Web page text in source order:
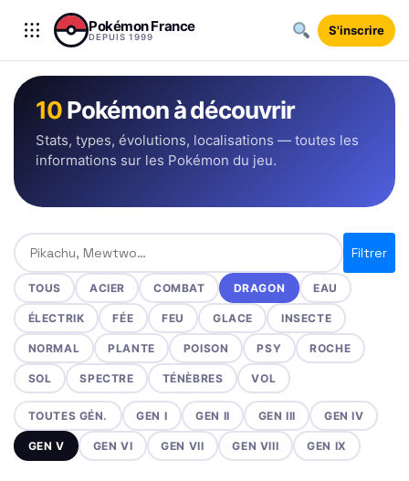
Aller au contenu
Pokémon France
DEPUIS 1999 S'inscrire
10Pokémon à découvrir
Stats, types, évolutions, localisations — toutes les
informations sur les Pokémon du jeu.
Rechercher un Pokémon
Filtrer
TOUS ACIER COMBAT DRAGON EAU
ÉLECTRIK FÉE FEU GLACE INSECTE
NORMAL PLANTE POISON PSY ROCHE
SOL SPECTRE TÉNÈBRES VOL
TOUTES GÉN. GEN I GEN II GEN III GEN IV
GEN V GEN VI GEN VII GEN VIII GEN IX